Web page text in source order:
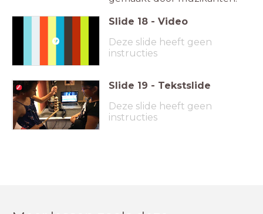
Slide 18 - Video
Deze slide heeft geen
instructies
Slide 19 - Tekstslide
Deze slide heeft geen
instructies